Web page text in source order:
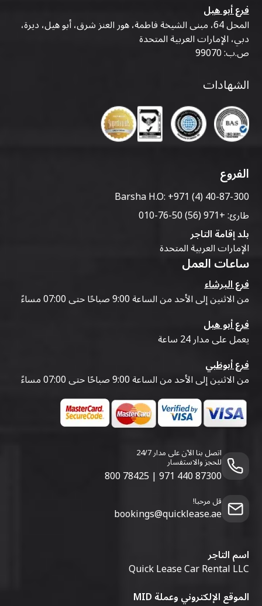
فرع أبو هيل
المحل 64، مبنى الشيخة فاطمة، هور العنز شرق، أبو هيل، ديرة،
دبي، الإمارات العربية المتحدة
ص.ب: 99070
الشهادات
الفروع
Barsha H.O:+971 (4) 40-87-300
طارئ:+971 (56) 50-76-010
بلد إقامة التاجر
الإمارات العربية المتحدة
ساعات العمل
فرع البرشاء
من الاثنين إلى الأحد من الساعة 9:00 صباحًا حتى 07:00 مساءً
فرع أبو هيل
يعمل على مدار 24 ساعة
فرع أبوظبي
من الاثنين إلى الأحد من الساعة 9:00 صباحًا حتى 07:00 مساءً
اتصل بنا الآن على مدار 24/7
للحجز والاستفسار
800 78425 | 971 440 87300
قل مرحبا!
bookings@quicklease.ae
اسم التاجر
Quick Lease Car Rental LLC
الموقع الإلكتروني وعملة MID